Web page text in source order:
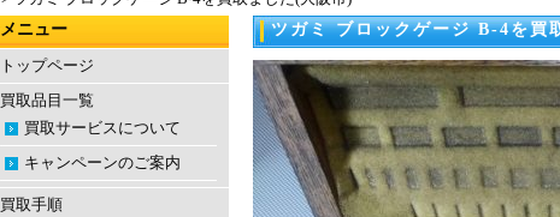
ツガミ ブロックゲージ B-4を買
メニュー
トップページ
買取品目一覧
買取サービスについて
キャンペーンのご案内
買取手順